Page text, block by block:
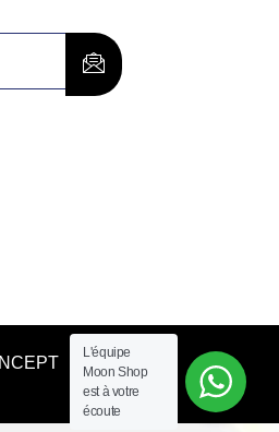
L'équipe
Moon Shop
est à votre
écoute